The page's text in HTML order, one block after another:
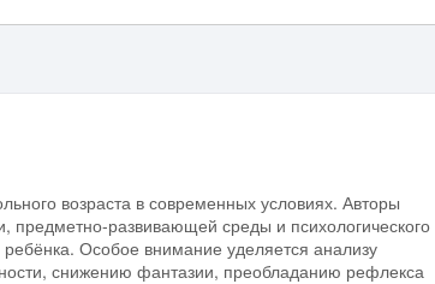
возраста в современных условиях. Авторы
предметно-развивающей среды и психологического
Особое внимание уделяется анализу
снижению фантазии, преобладанию рефлекса